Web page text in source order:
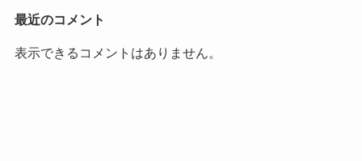
最近のコメント
表示できるコメントはありません。